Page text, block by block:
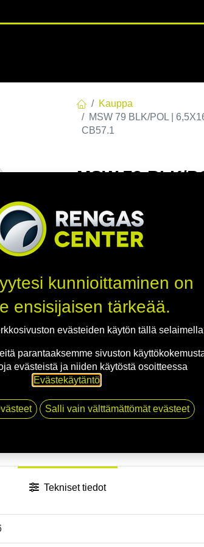
Kauppa
MSW 79 BLK/POL |
CB57.1
MSW 79 BLK/
EAN:8027529154702
Tällä tuotteella ei ole
Jaa
Toimitusehdot
Tekniset tiedot
kunnioittaminen on
ensisijaisen tärkeää.
evästeiden käytön tällä
parantaaksemme sivuston
evästeistä ja niiden käytöstä osoitteessa
Evästekäytäntö.
Salli vain välttämättömät evästeet